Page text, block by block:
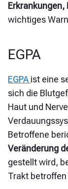
Erkrankungen,
wichtiges
EGPA
EGPA ist eine
sich die
Haut und
Betroffene
Veränderung
gestellt wird,
Trakt betroffen